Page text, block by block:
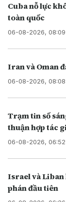
Cuba nỗ lực
toàn quốc
06-08-2026, 08:09
Iran và Oman
06-08-2026, 08:08
Trạm tin số
thuận hợp tác
06-08-2026, 06:52
Israel và
phán đầu tiên